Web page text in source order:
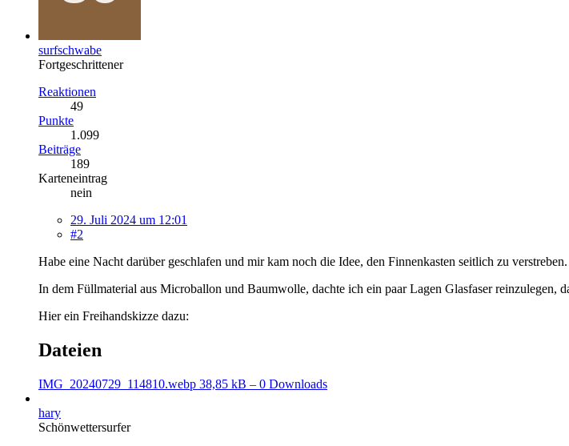
surfschwabe
Fortgeschrittener
Reaktionen
49
Punkte
1.099
Beiträge
189
Karteneintrag
nein
29. Juli 2024 um 12:01
#2
Habe eine Nacht darüber geschlafen und mir kam noch die Idee, den Finnenkasten seitlich zu verstreben.
In dem Füllmaterial aus Microballon und Baumwolle, dachte ich ein paar Lagen Glasfaser reinzulegen,
Hier ein Freihandskizze dazu:
Dateien
IMG_20240729_114810.webp 38,85 kB – 0 Downloads
hary
Schönwettersurfer